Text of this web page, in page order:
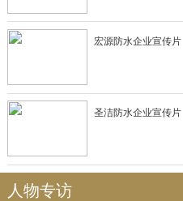
宏源防水企业宣传片
圣洁防水企业宣传片
人物专访